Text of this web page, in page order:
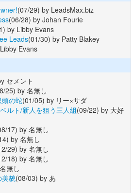
(07/29) by LeadsMax.biz
(06/28) by Johan Fourie
by Libby Evans
Leads(01/30) by Patty Blakey
Evans
セメント
25) by 名無し
頭の蛇(01/05) by リー×サダ
ルト/新人を狙う三人組(09/22) by 大好
17) by 名無し
by 名無し
29) by 名無し
18) by 名無し
無し
貌(08/03) by あ